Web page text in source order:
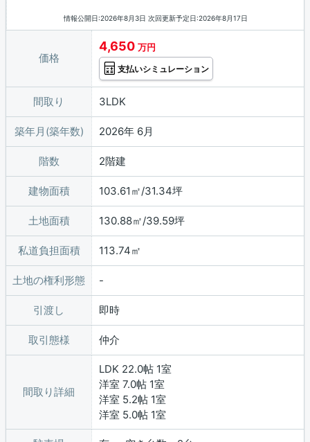
情報公開日:2026年8月3日 次回更新予定日:2026年8月17日
価格
4,650 万円
支払いシミュレーション
間取り 3LDK
築年月(築年数) 2026年 6月
階数 2階建
建物面積 103.61㎡/31.34坪
土地面積 130.88㎡/39.59坪
私道負担面積 113.74㎡
土地の権利形態
引渡し 即時
取引態様 仲介
間取り詳細
LDK 22.0帖 1室
洋室 7.0帖 1室
洋室 5.2帖 1室
洋室 5.0帖 1室